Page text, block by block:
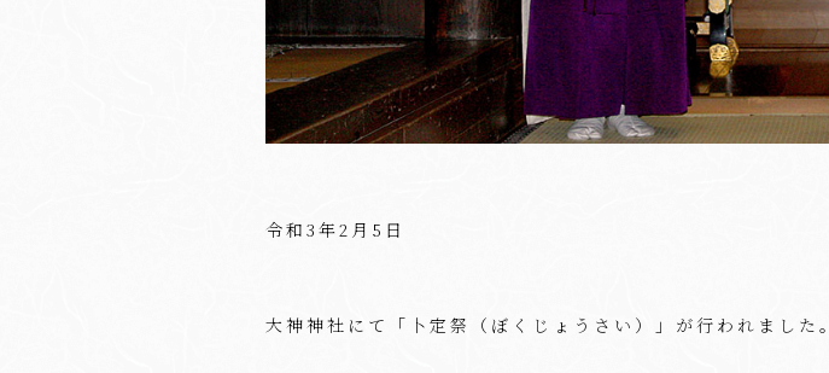
令和3年2月5日
大神神社にて「卜定祭（ぼくじょうさい）」が行われました。